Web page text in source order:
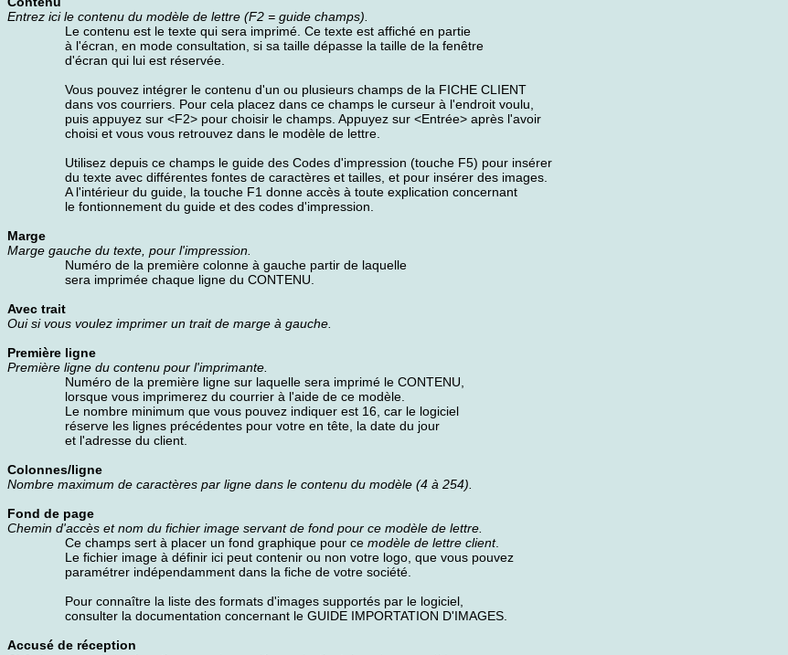
Entrez ici le contenu du modèle de lettre (F2 = guide champs).
Le contenu est le texte qui sera imprimé. Ce texte est affiché en partie
à l'écran, en mode consultation, si sa taille dépasse la taille de la fenêtre
d'écran qui lui est réservée.
Vous pouvez intégrer le contenu d'un ou plusieurs champs de la FICHE CLIENT
dans vos courriers. Pour cela placez dans ce champs le curseur à l'endroit voulu,
puis appuyez sur <F2> pour choisir le champs. Appuyez sur <Entrée> après l'avoir
choisi et vous vous retrouvez dans le modèle de lettre.
Utilisez depuis ce champs le guide des Codes d'impression (touche F5) pour insérer
du texte avec différentes fontes de caractères et tailles, et pour insérer des images.
A l'intérieur du guide, la touche F1 donne accès à toute explication concernant
le fontionnement du guide et des codes d'impression.
Marge
Marge gauche du texte, pour l'impression.
Numéro de la première colonne à gauche partir de laquelle
sera imprimée chaque ligne du CONTENU.
Avec trait
Oui si vous voulez imprimer un trait de marge à gauche.
Première ligne
Première ligne du contenu pour l'imprimante.
Numéro de la première ligne sur laquelle sera imprimé le CONTENU,
lorsque vous imprimerez du courrier à l'aide de ce modèle.
Le nombre minimum que vous pouvez indiquer est 16, car le logiciel
réserve les lignes précédentes pour votre en tête, la date du jour
et l'adresse du client.
Colonnes/ligne
Nombre maximum de caractères par ligne dans le contenu du modèle (4 à 254).
Fond de page
Chemin d'accès et nom du fichier image servant de fond pour ce modèle de lettre.
Ce champs sert à placer un fond graphique pour ce modèle de lettre client.
Le fichier image à définir ici peut contenir ou non votre logo, que vous pouvez
paramétrer indépendamment dans la fiche de votre société.
Pour connaître la liste des formats d'images supportés par le logiciel,
consulter la documentation concernant le GUIDE IMPORTATION D'IMAGES.
Accusé de réception